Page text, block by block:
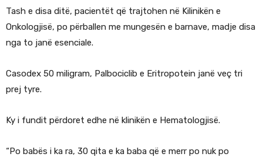
Tash e disa ditë, pacientët që trajtohen në Kilinikën e
Onkologjisë, po përballen me mungesën e barnave, madje disa
nga to janë esenciale.
Casodex 50 miligram, Palbociclib e Eritropotein janë veç tri
prej tyre.
Ky i fundit përdoret edhe në klinikën e Hematologjisë.
“Po babës i ka ra, 30 qita e ka baba që e merr po nuk po